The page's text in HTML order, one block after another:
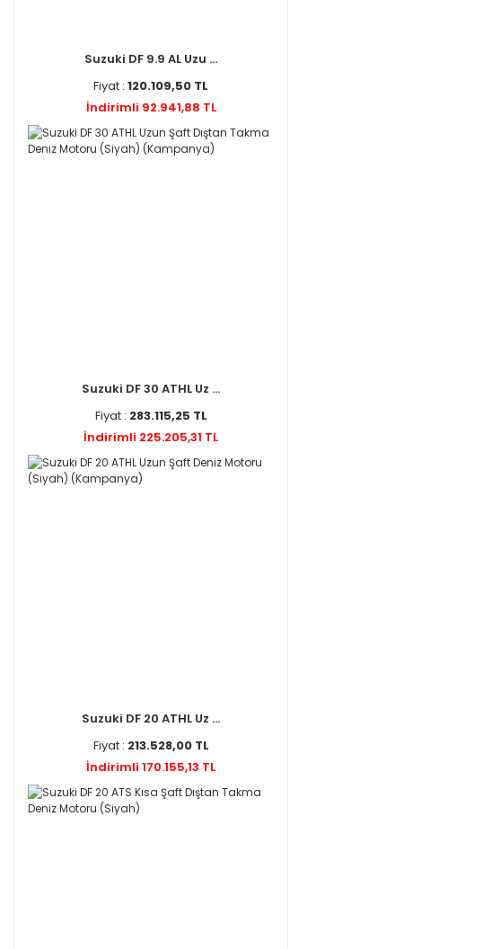
Suzuki DF 9.9 AL Uzu ...
Fiyat : 120.109,50 TL
İndirimli 92.941,88 TL
Suzuki DF 30 ATHL Uz ...
Fiyat : 283.115,25 TL
İndirimli 225.205,31 TL
Suzuki DF 20 ATHL Uz ...
Fiyat : 213.528,00 TL
İndirimli 170.155,13 TL